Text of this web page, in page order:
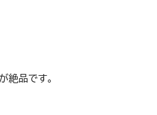
絶品です。